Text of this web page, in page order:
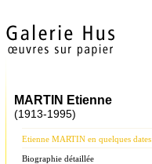
MARTIN Etienne
(1913-1995)
Etienne MARTIN en quelques dates
Biographie détaillée